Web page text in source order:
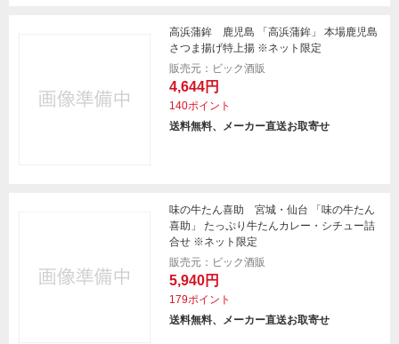
高浜蒲鉾 鹿児島 「高浜蒲鉾」 本場鹿児島
さつま揚げ特上揚 ※ネット限定
販売元：ビック酒販
4,644円
140ポイント
送料無料、メーカー直送お取寄せ
味の牛たん喜助 宮城・仙台 「味の牛たん
喜助」 たっぷり牛たんカレー・シチュー詰
合せ ※ネット限定
販売元：ビック酒販
5,940円
179ポイント
送料無料、メーカー直送お取寄せ